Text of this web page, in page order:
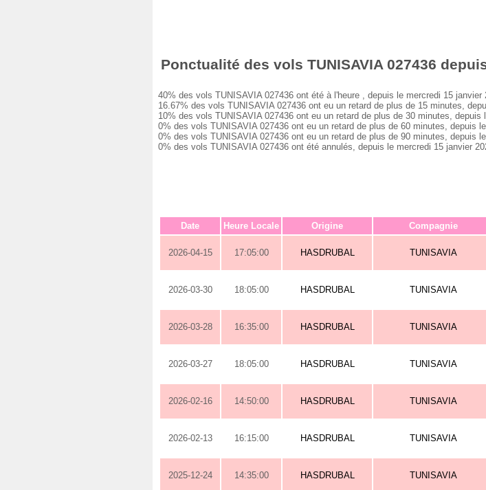
Ponctualité des vols TUNISAVIA 027436
40% des vols TUNISAVIA 027436 ont été à l'heure , depuis le mercredi 15 janvier
16.67% des vols TUNISAVIA 027436 ont eu un retard de plus de 15 minutes,
10% des vols TUNISAVIA 027436 ont eu un retard de plus de 30 minutes, depuis
0% des vols TUNISAVIA 027436 ont eu un retard de plus de 60 minutes, depuis
0% des vols TUNISAVIA 027436 ont eu un retard de plus de 90 minutes, depuis
0% des vols TUNISAVIA 027436 ont été annulés, depuis le mercredi 15 janvier
Date Heure Locale Origine Compagnie
2026-04-15 17:05:00 HASDRUBAL TUNISAVIA
2026-03-30 18:05:00 HASDRUBAL TUNISAVIA
2026-03-28 16:35:00 HASDRUBAL TUNISAVIA
2026-03-27 18:05:00 HASDRUBAL TUNISAVIA
2026-02-16 14:50:00 HASDRUBAL TUNISAVIA
2026-02-13 16:15:00 HASDRUBAL TUNISAVIA
2025-12-24 14:35:00 HASDRUBAL TUNISAVIA